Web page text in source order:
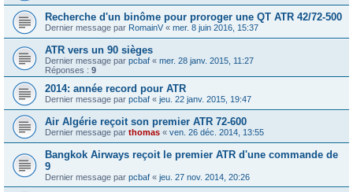
Recherche d'un binôme pour proroger une QT ATR 42/72-500
Dernier message par RomainV « mer. 8 juin 2016, 15:37
ATR vers un 90 sièges
Dernier message par pcbaf « mer. 28 janv. 2015, 11:27
Réponses : 9
2014: année record pour ATR
Dernier message par pcbaf « jeu. 22 janv. 2015, 19:47
Air Algérie reçoit son premier ATR 72-600
Dernier message par thomas « ven. 26 déc. 2014, 13:55
Bangkok Airways reçoit le premier ATR d'une commande de
9
Dernier message par pcbaf « jeu. 27 nov. 2014, 20:26